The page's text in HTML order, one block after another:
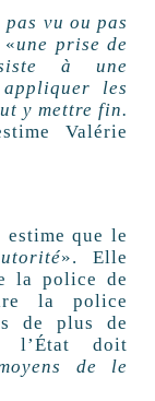
pas vu ou pas
une prise de
à une
les
y mettre fin.
Valérie
que le
». Elle
la police de
la police
de plus de
l’État doit
de le